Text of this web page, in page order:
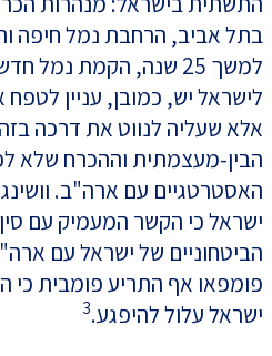
למשך 25 שנה, הקמת נמל
לישראל יש, כמובן, עניין
אלא שעליה לנווט את דרכה
הבין-מעצמתית וההכרח שלא
האסטרטגיים עם ארה"ב.
ישראל כי הקשר המעמיק עם
הביטחוניים של ישראל עם
פומפאו אף התריע פומבית כי
ישראל עלול להיפגע.3